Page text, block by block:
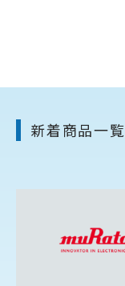
新着商品一覧